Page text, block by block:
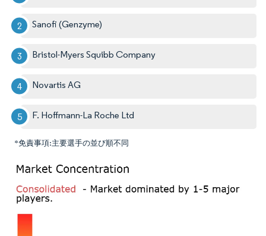
Sanofi (Genzyme)
Bristol-Myers Squibb Company
Novartis AG
F. Hoffmann-La Roche Ltd
*免責事項:主要選手の並び順不同